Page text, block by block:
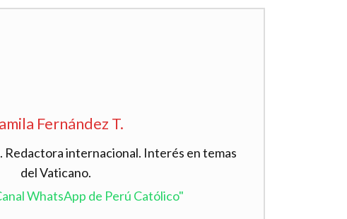
Fernández T.
Redactora internacional. Interés en temas
del Vaticano.
WhatsApp de Perú Católico"